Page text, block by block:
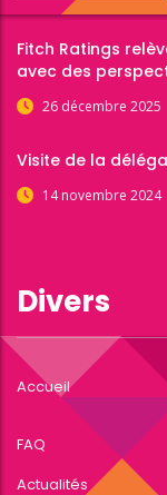
Fitch Ratings
avec des
26 décembre 2025
Visite de la
14 novembre 2024
Divers
Accueil
FAQ
Actualités